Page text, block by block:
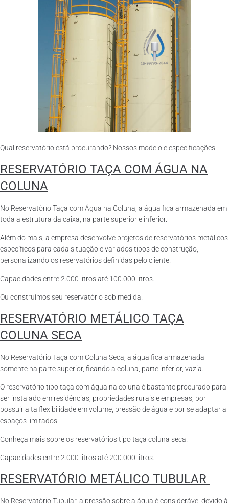
Qual reservatório está procurando? Nossos modelo e especificações:
RESERVATÓRIO TAÇA COM ÁGUA NA
COLUNA
No Reservatório Taça com Água na Coluna, a água fica armazenada em
toda a estrutura da caixa, na parte superior e inferior.
Além do mais, a empresa desenvolve projetos de reservatórios metálicos
específicos para cada situação e variados tipos de construção,
personalizando os reservatórios definidas pelo cliente.
Capacidades entre 2.000 litros até 100.000 litros.
Ou construímos seu reservatório sob medida.
RESERVATÓRIO METÁLICO TAÇA
COLUNA SECA
No Reservatório Taça com Coluna Seca, a água fica armazenada
somente na parte superior, ficando a coluna, parte inferior, vazia.
O reservatório tipo taça com água na coluna é bastante procurado para
ser instalado em residências, propriedades rurais e empresas, por
possuir alta flexibilidade em volume, pressão de água e por se adaptar a
espaços limitados.
Conheça mais sobre os reservatórios tipo taça coluna seca.
Capacidades entre 2.000 litros até 200.000 litros.
RESERVATÓRIO METÁLICO TUBULAR
No Reservatório Tubular, a pressão sobre a água é considerável devido à